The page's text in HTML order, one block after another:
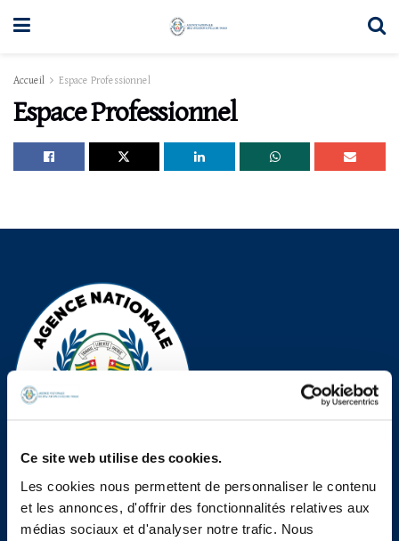
Ce site web utilise des cookies.
Les cookies nous permettent de personnaliser le contenu
et les annonces, d'offrir des fonctionnalités relatives aux
médias sociaux et d'analyser notre trafic. Nous
Accueil Espace Professionnel
Espace Professionnel
Contacts